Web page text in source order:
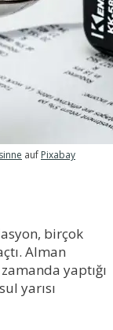
auf Pixabay
birçok
Alman
yaptığı
yarısı